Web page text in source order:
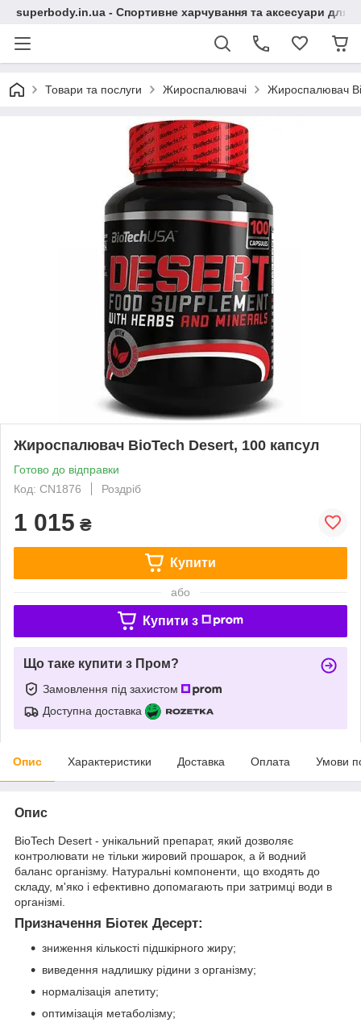
superbody.in.ua - Спортивне харчування та аксесуари для
Товари та послуги Жироспалювачі Жироспалювач
Жироспалювач BioTech Desert, 100 капсул
Готово до відправки
Код: CN1876
Роздріб
1 015 ₴
Купити
або
Купити з
Що таке купити з Пром?
Замовлення під захистом
Доступна доставка
Опис Характеристики Доставка Оплата Умови
Опис
BioTech Desert - унікальний препарат, який дозволяє
контролювати не тільки жировий прошарок, а й водний
баланс організму. Натуральні компоненти, що входять до
складу, м'яко і ефективно допомагають при затримці води в
організмі.
Призначення Біотек Десерт:
зниження кількості підшкірного жиру;
виведення надлишку рідини з організму;
нормалізація апетиту;
оптимізація метаболізму;